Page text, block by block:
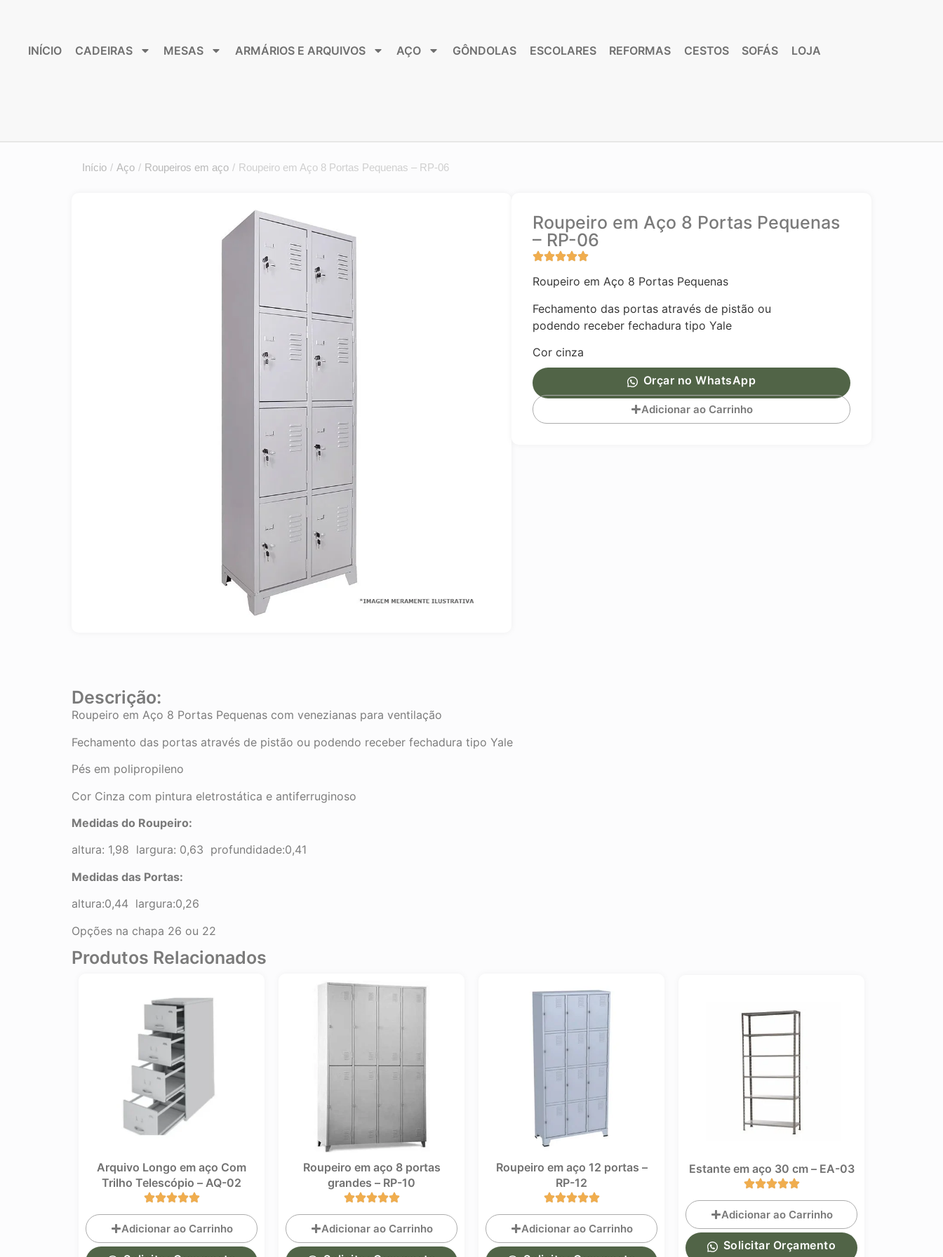
INÍCIO CADEIRAS MESAS ARMÁRIOS E ARQUIVOS AÇO GÔNDOLAS ESCOLARES REFORMAS CESTOS SOFÁS LOJA
Início / Aço / Roupeiros em aço / Roupeiro em Aço 8 Portas Pequenas – RP-06
Roupeiro em Aço 8 Portas Pequenas
– RP-06
Roupeiro em Aço 8 Portas Pequenas
Fechamento das portas através de pistão ou
podendo receber fechadura tipo Yale
Cor cinza
Orçar no WhatsApp
Adicionar ao Carrinho
Descrição:
Roupeiro em Aço 8 Portas Pequenas com venezianas para ventilação
Fechamento das portas através de pistão ou podendo receber fechadura tipo Yale
Pés em polipropileno
Cor Cinza com pintura eletrostática e antiferruginoso
Medidas do Roupeiro:
altura: 1,98 largura: 0,63 profundidade:0,41
Medidas das Portas:
altura:0,44 largura:0,26
Opções na chapa 26 ou 22
Produtos Relacionados
Arquivo Longo em aço Com
Trilho Telescópio – AQ-02
Adicionar ao Carrinho
Roupeiro em aço 8 portas
grandes – RP-10
Adicionar ao Carrinho
Roupeiro em aço 12 portas –
RP-12
Adicionar ao Carrinho
Estante em aço 30 cm – EA-03
Adicionar ao Carrinho
Solicitar Orçamento